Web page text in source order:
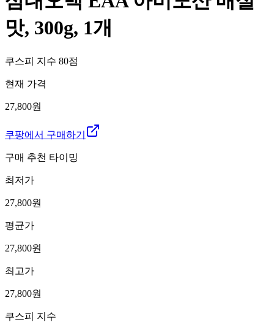
맛, 300g, 1개
쿠스피 지수 80점
현재 가격
27,800원
쿠팡에서 구매하기
구매 추천 타이밍
최저가
27,800원
평균가
27,800원
최고가
27,800원
쿠스피 지수